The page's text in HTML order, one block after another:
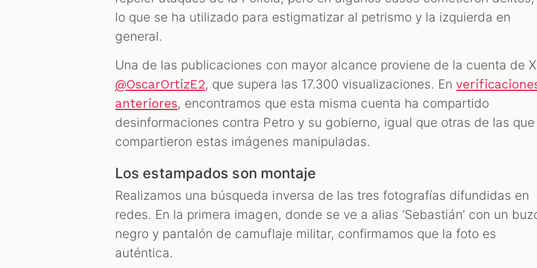
lo que se ha utilizado para estigmatizar al petrismo y la izquierda en
general.
Una de las publicaciones con mayor alcance proviene de la cuenta de X
@OscarOrtizE2, que supera las 17.300 visualizaciones. En
anteriores, encontramos que esta misma cuenta ha compartido
desinformaciones contra Petro y su gobierno, igual que otras de las que
compartieron estas imágenes manipuladas.
Los estampados son montaje
Realizamos una búsqueda inversa de las tres fotografías difundidas en
redes. En la primera imagen, donde se ve a alias ‘Sebastián’ con un
negro y pantalón de camuflaje militar, confirmamos que la foto es
auténtica.